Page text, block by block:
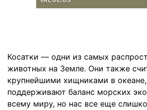
Косатки — одни из самых
животных на Земле. Они также
крупнейшими хищниками в
поддерживают баланс морских
всему миру, но нас все еще